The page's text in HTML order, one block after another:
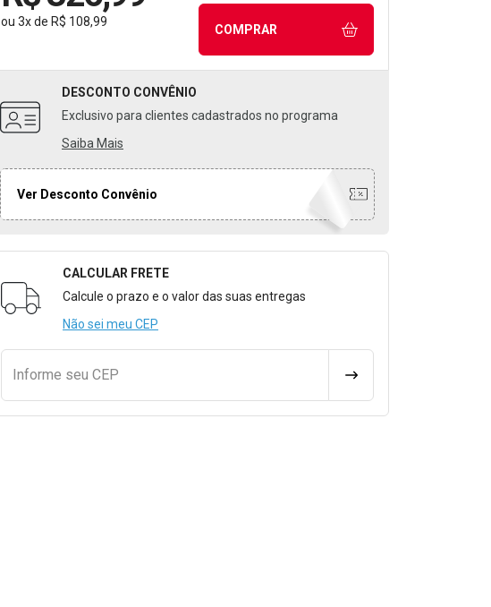
ou 3xde R$ 108,99
COMPRAR
DESCONTO CONVÊNIO
Exclusivo para clientes cadastrados no programa
Saiba Mais
Ver Desconto Convênio
Formulário para Calcular o Frete
CALCULAR FRETE
Calcule o prazo e o valor das suas entregas
Não sei meu CEP
Informe seu CEP CALCULAR FRETE